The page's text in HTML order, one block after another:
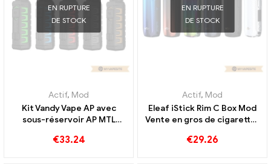
EN RUPTURE
DE STOCK
Actif, Mod
Kit Vandy Vape AP avec
sous-réservoir AP MTL
électroniques, personnalisé
€33.24
EN RUPTURE
DE STOCK
Actif, Mod
Eleaf iStick Rim C Box Mod
Vente en gros de cigarettes
Personnalisée
€29.26